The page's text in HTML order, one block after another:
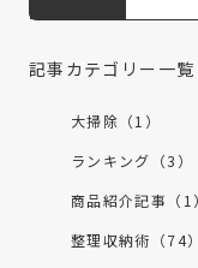
記事カテゴリー一覧
大掃除（1）
ランキング（3）
商品紹介記事（1）
整理収納術（74）